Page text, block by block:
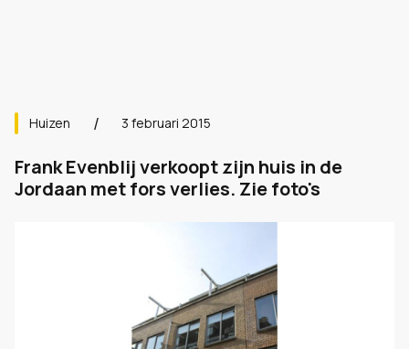
Huizen 3 februari 2015
Frank Evenblij verkoopt zijn huis in de
Jordaan met fors verlies. Zie foto's